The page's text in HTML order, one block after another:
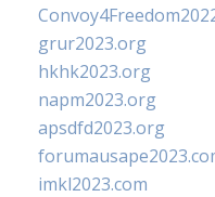
grur2023.org
hkhk2023.org
napm2023.org
apsdfd2023.org
imkl2023.com